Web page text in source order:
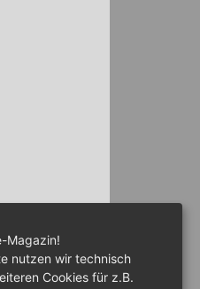
Magazin!
nutzen wir technisch
Cookies für z.B.